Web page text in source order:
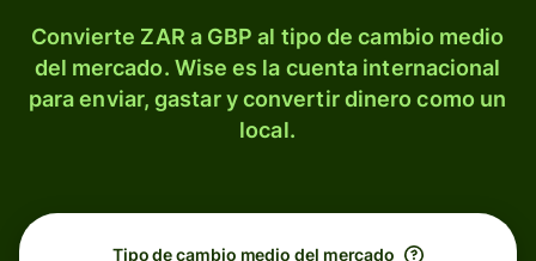
Convierte ZAR a GBP al tipo de cambio medio
del mercado. Wise es la cuenta internacional
para enviar, gastar y convertir dinero como un
local.
Tipo de cambio medio del mercado